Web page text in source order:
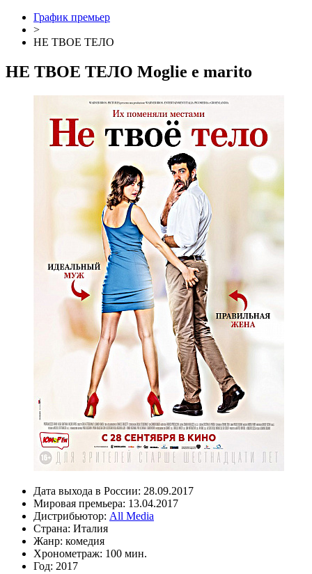
График премьер
>
НЕ ТВОЕ ТЕЛО
НЕ ТВОЕ ТЕЛО Moglie e marito
Дата выхода в России: 28.09.2017
Мировая премьера: 13.04.2017
Дистрибьютор: All Media
Страна: Италия
Жанр: комедия
Хронометраж: 100 мин.
Год: 2017